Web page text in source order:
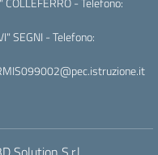
SEGNI - Telefono: